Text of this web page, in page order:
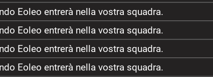
Eoleo entrerà nella vostra squadra.
Eoleo entrerà nella vostra squadra.
Eoleo entrerà nella vostra squadra.
Eoleo entrerà nella vostra squadra.